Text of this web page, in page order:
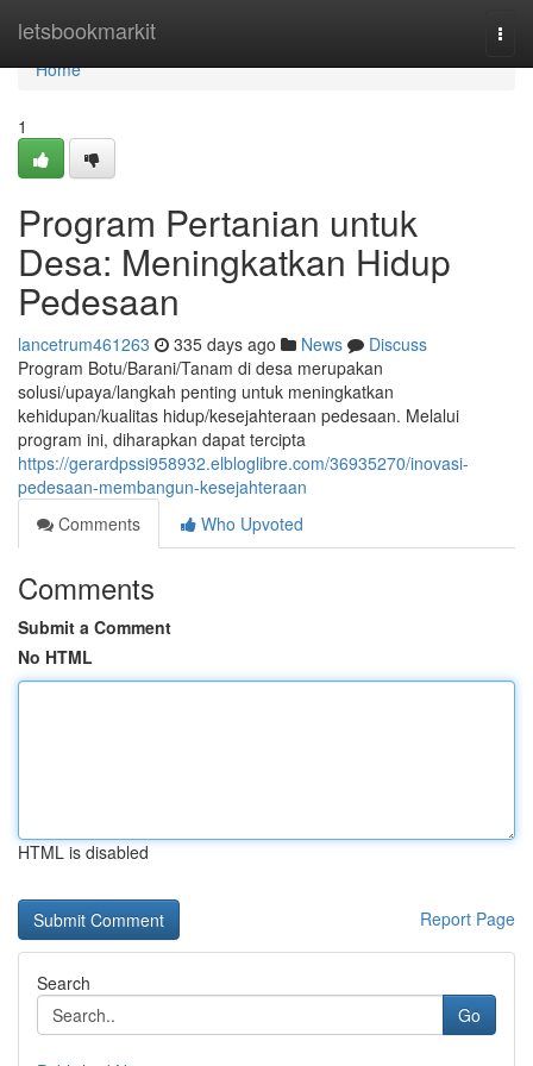
letsbookmarkit
Home
Home
1
Program Pertanian untuk
Desa: Meningkatkan Hidup
Pedesaan
lancetrum461263 335 days ago News
Discuss
Program Botu/Barani/Tanam di desa merupakan
solusi/upaya/langkah penting untuk meningkatkan
kehidupan/kualitas hidup/kesejahteraan pedesaan. Melalui
program ini, diharapkan dapat tercipta
https://gerardpssi958932.elbloglibre.com/36935270/inovasi-
pedesaan-membangun-kesejahteraan
Comments
Who Upvoted
Comments
Submit a Comment
No HTML
HTML is disabled
Report Page
Search
Go